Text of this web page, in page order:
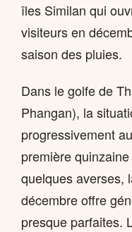
îles Similan qui
visiteurs en
saison des pluies.
Dans le golfe de
Phangan), la
progressivement
première
quelques averses,
décembre offre
presque parfaites.